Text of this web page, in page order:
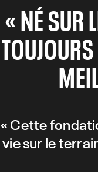
« NÉ SUR
« Cette
vie sur le